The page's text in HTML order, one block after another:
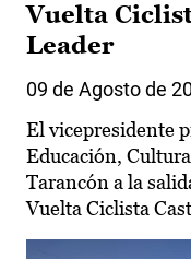
Vuelta
Leader
09 de Agosto de
El vicepresidente
Educación,
Tarancón a la
Vuelta Ciclista